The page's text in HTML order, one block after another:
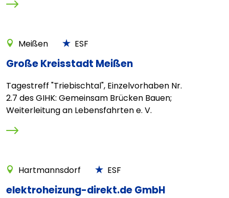
Meißen ESF
Große Kreisstadt Meißen
Tagestreff "Triebischtal", Einzelvorhaben Nr.
2.7 des GIHK: Gemeinsam Brücken Bauen;
Weiterleitung an Lebensfahrten e. V.
Hartmannsdorf ESF
elektroheizung-direkt.de GmbH